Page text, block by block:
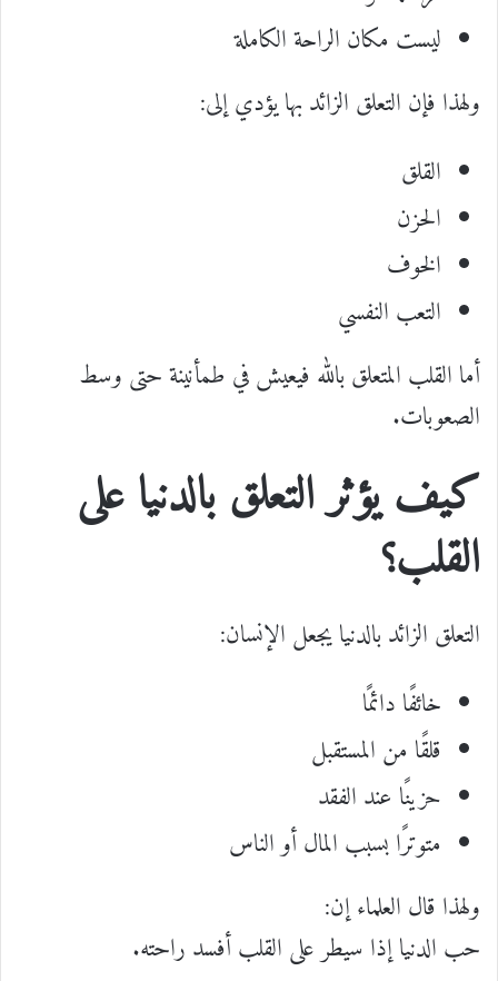
ليست مكان الراحة الكاملة
ولهذا فإن التعلق الزائد بها يؤدي إلى:
القلق
الحزن
الخوف
التعب النفسي
أما القلب المتعلق بالله فيعيش في طمأنينة حتى وسط
الصعوبات.
كيف يؤثر التعلق بالدنيا على
القلب؟
التعلق الزائد بالدنيا يجعل الإنسان:
خائفًا دائمًا
قلقًا من المستقبل
حزينًا عند الفقد
متوترًا بسبب المال أو الناس
ولهذا قال العلماء إن:
حب الدنيا إذا سيطر على القلب أفسد راحته.